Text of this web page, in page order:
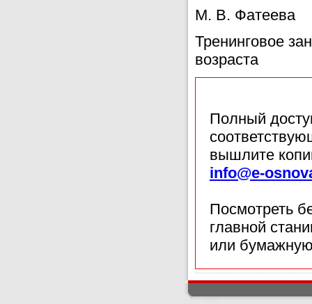
М. В.
Тренинговое
возраста
Полный
вышлите
info@e-
Посмотреть
главной
или